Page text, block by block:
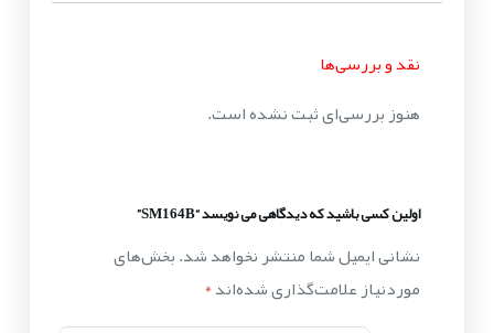
نقد و بررسی‌ها
هنوز بررسی‌ای ثبت نشده است.
اولین کسی باشید که دیدگاهی می نویسد “SM164B”
نشانی ایمیل شما منتشر نخواهد شد.بخش‌های
موردنیاز علامت‌گذاری شده‌اند*